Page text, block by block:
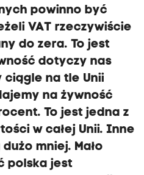
powinno być
VAT rzeczywiście
do zera. To jest
dotyczy nas
ciągle na tle Unii
na żywność
To jest jedna z
w całej Unii. Inne
mniej. Mało
polska jest